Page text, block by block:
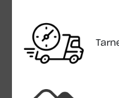
Katuse üleulatus: 8 cm
Katuse pindala: 8.8 m2
Katuse kaldenurk: 12.0°
Põrandalauad: 16 mm